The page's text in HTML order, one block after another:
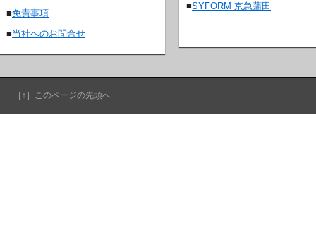
■免責事項
■当社へのお問合せ
■SYFORM 京急蒲田
［↑］このページの先頭へ